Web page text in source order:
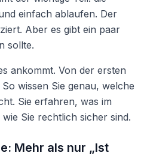
einfach ablaufen. Der
Aber es gibt ein paar
sollte.
ankommt. Von der ersten
wissen Sie genau, welche
Sie erfahren, was im
Sie rechtlich sicher sind.
Mehr als nur „Ist